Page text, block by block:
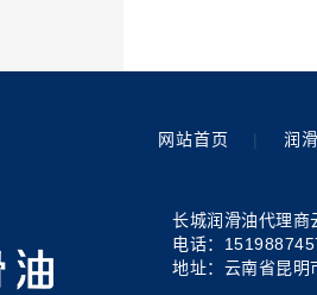
网站首页 | 润
长城润滑油代理
电话：
地址：云南省昆明